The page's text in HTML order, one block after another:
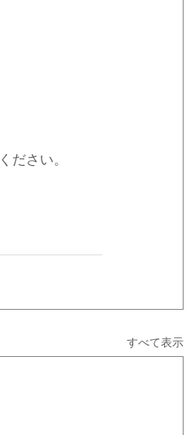
さい。
すべて表示